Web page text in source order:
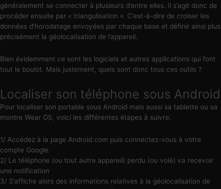
généralement se connecter à plusieurs d’entre elles. Il s’agit donc de
procéder ensuite par « triangulisation ». C’est-à-dire de croiser les
données d’horodatage envoyées par chaque base et définir ainsi plus
précisément la géolocalisation de l’appareil.
Bien évidemment ce sont les logiciels et autres applications qui font
tout le boulot. Mais justement, quels sont donc tous ces outils ?
Localiser son téléphone sous Android
Pour localiser son portable sous Android mais aussi sa tablette ou sa
montre Wear OS, voici les différentes étapes à suivre.
1/ Accédez à la page Android.com puis connectez-vous à votre
compte Google.
2/ Le téléphone (ou tout autre appareil) perdu (ou volé) va recevoir
une notification
3/ S’affiche alors des informations relatives à la géolocalisation de